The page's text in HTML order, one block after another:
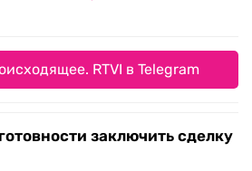
RTVI в Telegram
заключить сделку